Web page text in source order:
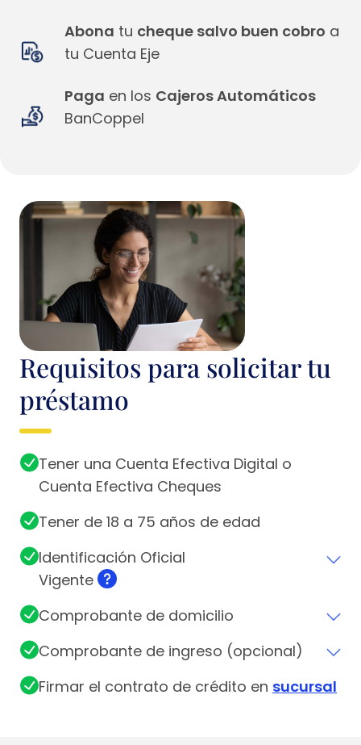
Abona tu cheque salvo buen cobro a
tu Cuenta Eje
Paga en los Cajeros Automáticos
BanCoppel
Requisitos para solicitar tu
préstamo
Tener una Cuenta Efectiva Digital o
Cuenta Efectiva Cheques
Tener de 18 a 75 años de edad
Identificación Oficial
Vigente
Comprobante de domicilio
Comprobante de ingreso (opcional)
Firmar el contrato de crédito en sucursal